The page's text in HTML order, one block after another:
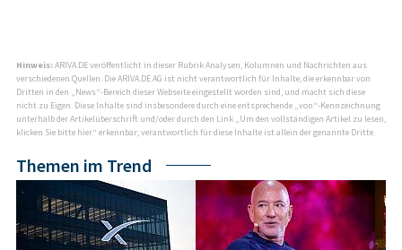
Hinweis:ARIVA.DE veröffentlicht in dieser Rubrik Analysen, Kolumnen und Nachrichten aus
verschiedenen Quellen. Die ARIVA.DE AG ist nicht verantwortlich für Inhalte, die erkennbar von
Dritten in den „News“-Bereich dieser Webseite eingestellt worden sind, und macht sich diese
nicht zu Eigen. Diese Inhalte sind insbesondere durch eine entsprechende „von“-Kennzeichnung
unterhalb der Artikelüberschrift und/oder durch den Link „Um den vollständigen Artikel zu lesen,
klicken Sie bitte hier.“ erkennbar; verantwortlich für diese Inhalte ist allein der genannte Dritte.
Themen im Trend